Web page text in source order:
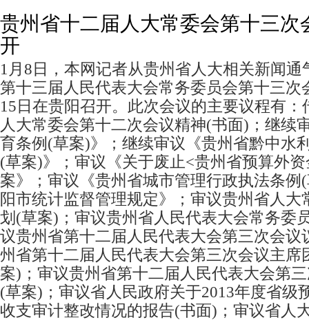
贵州省十二届人大常委会第十三次
开
1月8日，本网记者从贵州省人大相关新闻
第十三届人民代表大会常务委员会第十三次
15日在贵阳召开。此次会议的主要议程有
人大常委会第十二次会议精神(书面)；继续
育条例(草案)》；继续审议《贵州省黔中水
(草案)》；审议《关于废止<贵州省预算外
案》；审议《贵州省城市管理行政执法条例
阳市统计监督管理规定》；审议贵州省人大
划(草案)；审议贵州省人民代表大会常务委
议贵州省第十二届人民代表大会第三次会议
州省第十二届人民代表大会第三次会议主席
案)；审议贵州省第十二届人民代表大会第
(草案)；审议省人民政府关于2013年度省级
收支审计整改情况的报告(书面)；审议省人